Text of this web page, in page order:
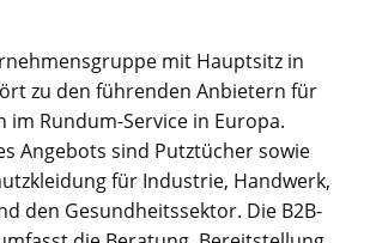
mit Hauptsitz in
zu den führenden Anbietern für
im Rundum-Service in Europa.
Angebots sind Putztücher sowie
für Industrie, Handwerk,
den Gesundheitssektor. Die B2B-